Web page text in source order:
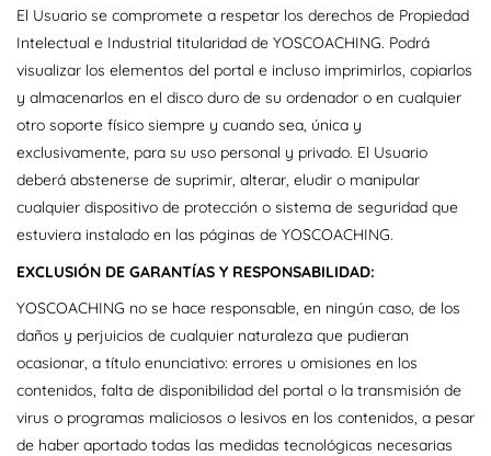
El Usuario se compromete a respetar los derechos de Propiedad
Intelectual e Industrial titularidad de YOSCOACHING. Podrá
visualizar los elementos del portal e incluso imprimirlos, copiarlos
y almacenarlos en el disco duro de su ordenador o en cualquier
otro soporte físico siempre y cuando sea, única y
exclusivamente, para su uso personal y privado. El Usuario
deberá abstenerse de suprimir, alterar, eludir o manipular
cualquier dispositivo de protección o sistema de seguridad que
estuviera instalado en las páginas de YOSCOACHING.
EXCLUSIÓN DE GARANTÍAS Y RESPONSABILIDAD:
YOSCOACHING no se hace responsable, en ningún caso, de los
daños y perjuicios de cualquier naturaleza que pudieran
ocasionar, a título enunciativo: errores u omisiones en los
contenidos, falta de disponibilidad del portal o la transmisión de
virus o programas maliciosos o lesivos en los contenidos, a pesar
de haber aportado todas las medidas tecnológicas necesarias